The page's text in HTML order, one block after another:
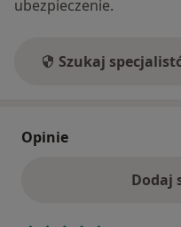
ubezpieczenie.
Szukaj
Opinie
Dodaj